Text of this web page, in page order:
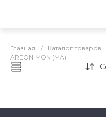
Главная / Каталог товаров
AREON MON (MA)
AREON MON